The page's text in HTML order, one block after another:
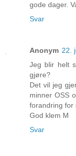
gode dager.
Svar
Anonym 22.
Jeg blir helt
gjøre?
Det vil jeg
minner OSS
forandring for
God klem M
Svar